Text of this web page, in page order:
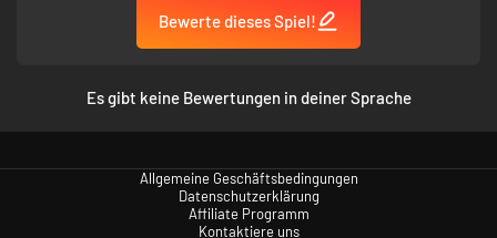
Bewerte dieses Spiel!
Es gibt keine Bewertungen in deiner Sprache
Allgemeine Geschäftsbedingungen
Datenschutzerklärung
Affiliate Programm
Kontaktiere uns